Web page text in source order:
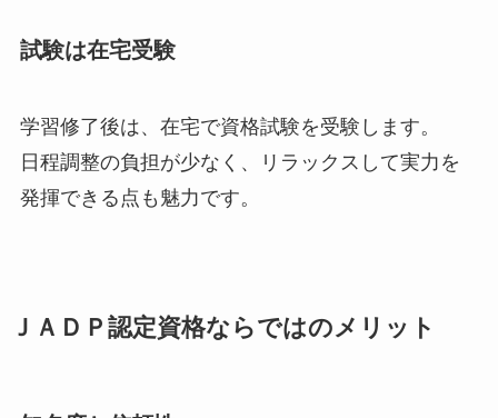
試験は在宅受験
学習修了後は、在宅で資格試験を受験します。
日程調整の負担が少なく、リラックスして実力を
発揮できる点も魅力です。
ＪＡＤＰ認定資格ならではのメリット